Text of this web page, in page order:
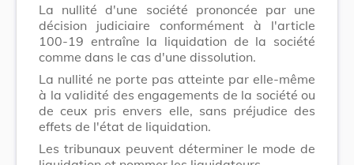
La nullité d'une société prononcée par une
décision judiciaire conformément à l'article
100-19 entraîne la liquidation de la société
comme dans le cas d'une dissolution.
La nullité ne porte pas atteinte par elle-même
à la validité des engagements de la société ou
de ceux pris envers elle, sans préjudice des
effets de l'état de liquidation.
Les tribunaux peuvent déterminer le mode de